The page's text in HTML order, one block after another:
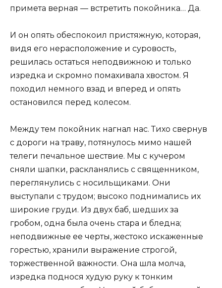
примета верная — встретить покойника… Да.
И он опять обеспокоил пристяжную, которая,
видя его нерасположение и суровость,
решилась остаться неподвижною и только
изредка и скромно помахивала хвостом. Я
походил немного взад и вперед и опять
остановился перед колесом.
Между тем покойник нагнал нас. Тихо свернув
с дороги на траву, потянулось мимо нашей
телеги печальное шествие. Мы с кучером
сняли шапки, раскланялись с священником,
переглянулись с носильщиками. Они
выступали с трудом; высоко поднимались их
широкие груди. Из двух баб, шедших за
гробом, одна была очень стара и бледна;
неподвижные ее черты, жестоко искаженные
горестью, хранили выражение строгой,
торжественной важности. Она шла молча,
изредка поднося худую руку к тонким